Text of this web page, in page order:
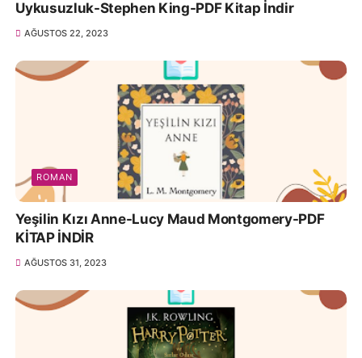
Uykusuzluk-Stephen King-PDF Kitap İndir
AĞUSTOS 22, 2023
ROMAN
Yeşilin Kızı Anne-Lucy Maud Montgomery-PDF
KİTAP İNDİR
AĞUSTOS 31, 2023